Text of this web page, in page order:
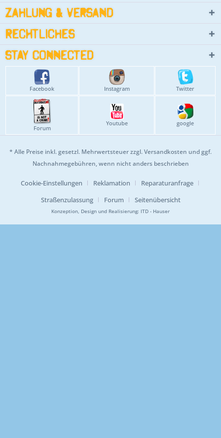
Zahlung & Versand
Rechtliches
Stay connected
Facebook Instagram Twitter
Forum
Youtube google
* Alle Preise inkl. gesetzl. Mehrwertsteuer zzgl.Versandkosten und ggf.
Nachnahmegebühren, wenn nicht anders beschrieben
Cookie-Einstellungen Reklamation
Reparaturanfrage
Straßenzulassung
Forum Seitenübersicht
Konzeption, Design und Realisierung: ITD - Hauser